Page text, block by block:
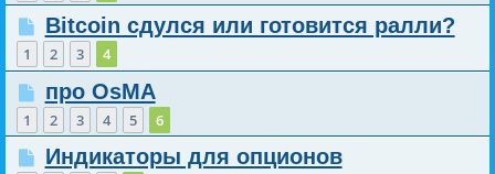
Bitcoin сдулся или готовится ралли?
1 2 3 4
про OsMA
1 2 3 4 5 6
Индикаторы для опционов